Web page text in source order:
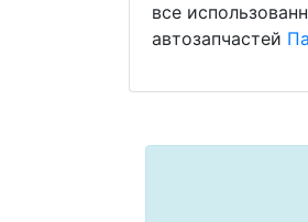
все
автозапчастей